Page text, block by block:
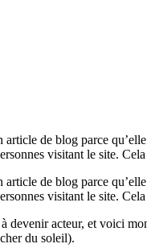
article de blog parce
visitant le site.
article de blog parce
visitant le site.
devenir acteur, et voici
du soleil).